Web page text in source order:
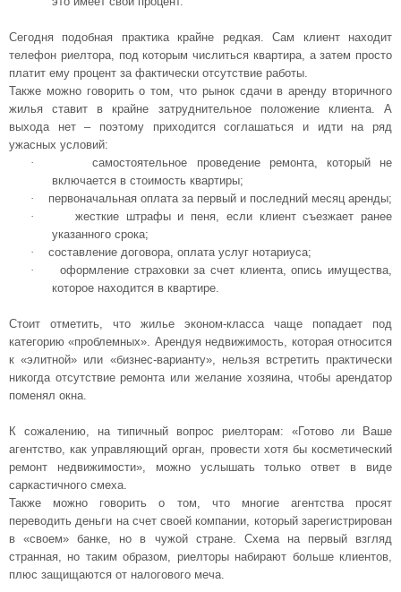
Сегодня подобная практика крайне редкая. Сам клиент находит
телефон риелтора, под которым числиться квартира, а затем просто
платит ему процент за фактически отсутствие работы.
Также можно говорить о том, что рынок сдачи в аренду вторичного
жилья ставит в крайне затруднительное положение клиента. А
выхода нет – поэтому приходится соглашаться и идти на ряд
ужасных условий:
·
самостоятельное проведение ремонта, который не
включается в стоимость квартиры;
·
первоначальная оплата за первый и последний месяц аренды;
·
жесткие штрафы и пеня, если клиент съезжает ранее
указанного срока;
·
составление договора, оплата услуг нотариуса;
·
оформление страховки за счет клиента, опись имущества,
которое находится в квартире.
Стоит отметить, что жилье эконом-класса чаще попадает под
категорию «проблемных». Арендуя недвижимость, которая относится
к «элитной» или «бизнес-варианту», нельзя встретить практически
никогда отсутствие ремонта или желание хозяина, чтобы арендатор
поменял окна.
К сожалению, на типичный вопрос риелторам: «Готово ли Ваше
агентство, как управляющий орган, провести хотя бы косметический
ремонт недвижимости», можно услышать только ответ в виде
саркастичного смеха.
Также можно говорить о том, что многие агентства просят
переводить деньги на счет своей компании, который зарегистрирован
в «своем» банке, но в чужой стране. Схема на первый взгляд
странная, но таким образом, риелторы набирают больше клиентов,
плюс защищаются от налогового меча.